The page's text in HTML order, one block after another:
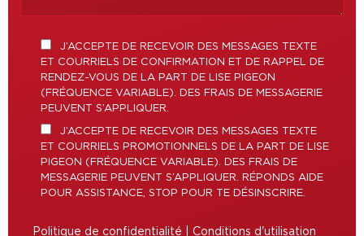
J’ACCEPTE DE RECEVOIR DES MESSAGES TEXTE
ET COURRIELS DE CONFIRMATION ET DE RAPPEL DE
RENDEZ-VOUS DE LA PART DE LISE PIGEON
(FRÉQUENCE VARIABLE). DES FRAIS DE MESSAGERIE
PEUVENT S’APPLIQUER.
J’ACCEPTE DE RECEVOIR DES MESSAGES TEXTE
ET COURRIELS PROMOTIONNELS DE LA PART DE LISE
PIGEON (FRÉQUENCE VARIABLE). DES FRAIS DE
MESSAGERIE PEUVENT S’APPLIQUER. RÉPONDS AIDE
POUR ASSISTANCE, STOP POUR TE DÉSINSCRIRE.
Politique de confidentialité Conditions d'utilisation